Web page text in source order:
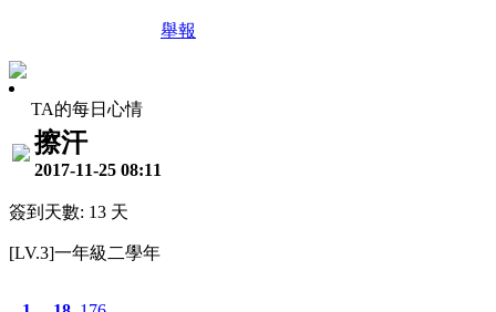
舉報
TA的每日心情
擦汗
2017-11-25 08:11
簽到天數: 13 天
[LV.3]一年級二學年